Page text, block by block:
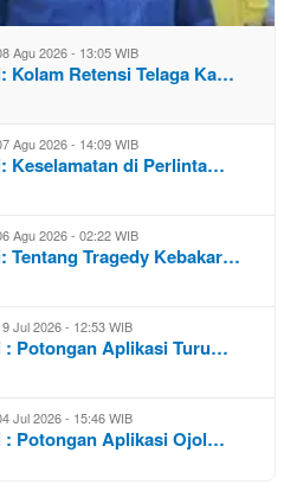
Agu 2026 - 13:05 WIB
Kolam Retensi Telaga Ka…
Agu 2026 - 14:09 WIB
Keselamatan di Perlinta…
Agu 2026 - 02:22 WIB
Tentang Tragedy Kebakar…
Jul 2026 - 12:53 WIB
: Potongan Aplikasi Turu…
Jul 2026 - 15:46 WIB
: Potongan Aplikasi Ojol…